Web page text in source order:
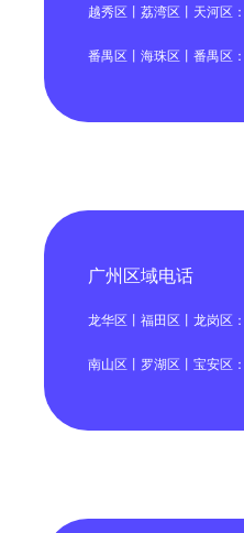
越秀区丨荔湾区丨天河区
番禺区丨海珠区丨番禺区
广州区域电话
龙华区丨福田区丨龙岗区
南山区丨罗湖区丨宝安区